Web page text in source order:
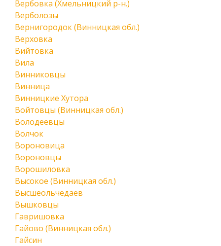
Вербовка (Хмельницкий р-н.)
Верболозы
Вернигородок (Винницкая обл.)
Верховка
Вийтовка
Вила
Винниковцы
Винница
Винницкие Хутора
Войтовцы (Винницкая обл.)
Володеевцы
Волчок
Вороновица
Вороновцы
Ворошиловка
Высокое (Винницкая обл.)
Высшеольчедаев
Вышковцы
Гавришовка
Гайово (Винницкая обл.)
Гайсин